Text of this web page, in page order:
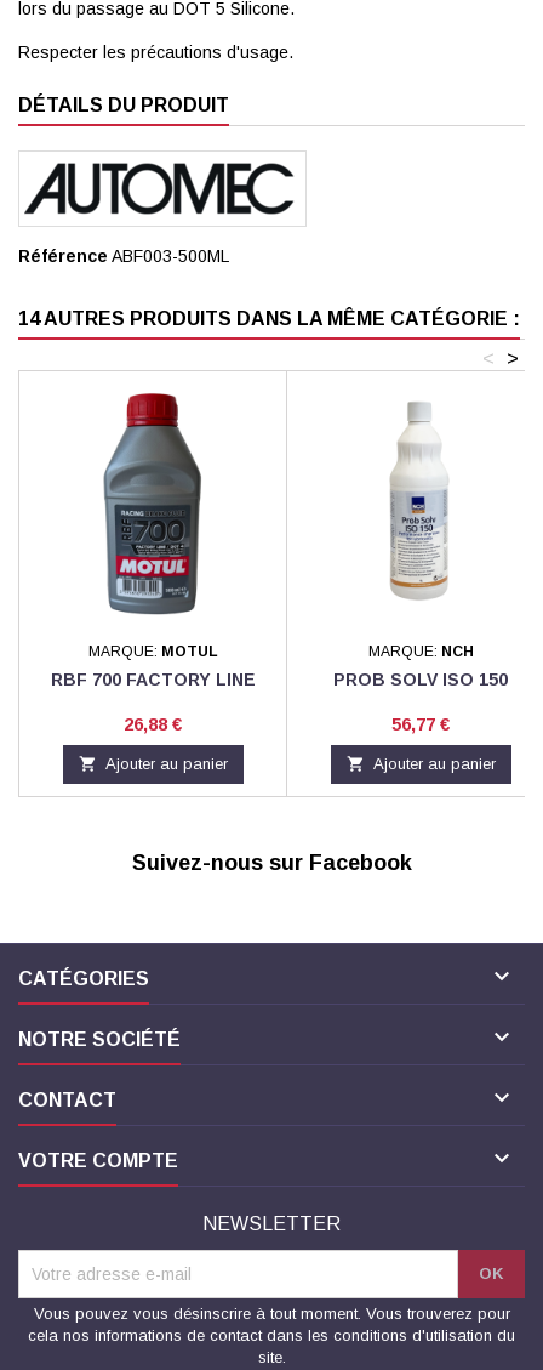
lors du passage au DOT 5 Silicone.
Respecter les précautions d'usage.
DÉTAILS DU PRODUIT
Référence ABF003-500ML
14 AUTRES PRODUITS DANS LA MÊME CATÉGORIE :
>
<
MARQUE: MOTUL
RBF 700 FACTORY LINE
Prix
26,88 €
 Ajouter au panier
MARQUE: NCH
PROB SOLV ISO 150
Prix
56,77 €
 Ajouter au panier
Suivez-nous sur Facebook
CATÉGORIES 
NOTRE SOCIÉTÉ 
CONTACT 
VOTRE COMPTE 
NEWSLETTER
Vous pouvez vous désinscrire à tout moment. Vous trouverez pour
cela nos informations de contact dans les conditions d'utilisation du
site.